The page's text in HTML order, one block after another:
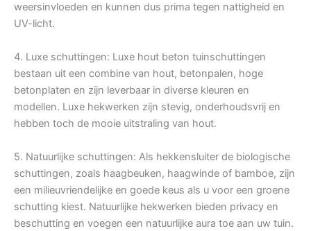
weersinvloeden en kunnen dus prima tegen nattigheid en
UV-licht.
4. Luxe schuttingen: Luxe hout beton tuinschuttingen
bestaan uit een combine van hout, betonpalen, hoge
betonplaten en zijn leverbaar in diverse kleuren en
modellen. Luxe hekwerken zijn stevig, onderhoudsvrij en
hebben toch de mooie uitstraling van hout.
5. Natuurlijke schuttingen: Als hekkensluiter de biologische
schuttingen, zoals haagbeuken, haagwinde of bamboe, zijn
een milieuvriendelijke en goede keus als u voor een groene
schutting kiest. Natuurlijke hekwerken bieden privacy en
beschutting en voegen een natuurlijke aura toe aan uw tuin.